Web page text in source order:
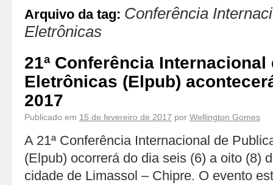
Arquivo da tag: Conferência
Eletrônicas
21ª Conferência
Eletrônicas (Elpub)
2017
Publicado em 15 de fevereiro de 2017 por Wellington Gomes
A 21ª Conferência Internacional de
(Elpub) ocorrerá do dia seis (6) a oito (8)
cidade de Limassol – Chipre. O evento